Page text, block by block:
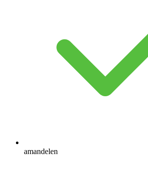
amandelen